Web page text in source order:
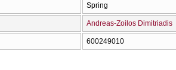
Spring
Andreas-Zoilos Dimitriadis
600249010